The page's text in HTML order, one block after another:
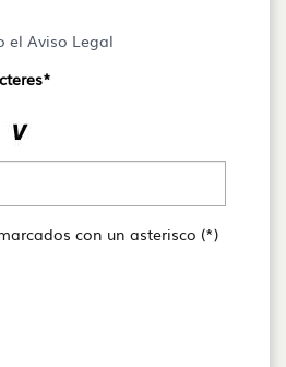
el Aviso Legal
con un asterisco (*)